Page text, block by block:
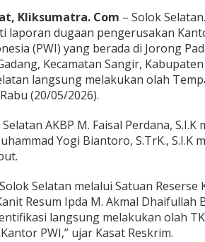
Kliksumatra. Com – Solok Selatan.
laporan dugaan pengerusakan
(PWI) yang berada di Jorong
Kecamatan Sangir,
langsung melakukan olah
(20/05/2026).
AKBP M. Faisal Perdana, S.I.K
Yogi Biantoro, S.TrK., S.I.K
Selatan melalui Satuan Reserse
Resum Ipda M. Akmal Dhaifullah
langsung melakukan olah
PWI,” ujar Kasat Reskrim.